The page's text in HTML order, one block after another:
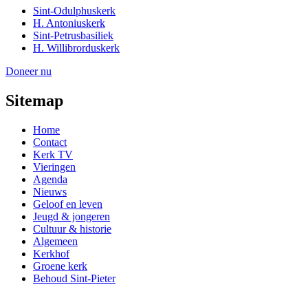
Sint-Odulphuskerk
H. Antoniuskerk
Sint-Petrusbasiliek
H. Willibrorduskerk
Doneer nu
Sitemap
Home
Contact
Kerk TV
Vieringen
Agenda
Nieuws
Geloof en leven
Jeugd & jongeren
Cultuur & historie
Algemeen
Kerkhof
Groene kerk
Behoud Sint-Pieter